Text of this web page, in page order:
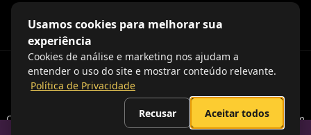
Coração nas pessoas, olhos no futuro e mãos na massa. É assim
Usamos cookies para melhorar sua
experiência
Cookies de análise e marketing nos ajudam a
entender o uso do site e mostrar conteúdo relevante.
Política de Privacidade
Recusar Aceitar todos